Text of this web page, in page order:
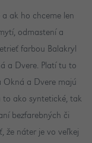
ak ho chceme len
odmastení a
farbou Balakryl
a Dvere. Platí tu to
Okná a Dvere majú
ako syntetické, tak
bezfarebných či
že náter je vo veľkej